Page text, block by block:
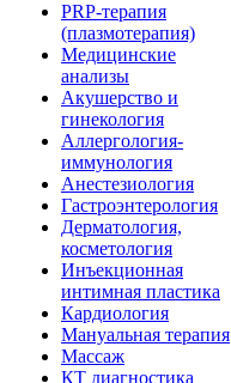
PRP-терапия
(плазмотерапия)
Медицинские
анализы
Акушерство и
гинекология
Аллергология-
иммунология
Анестезиология
Гастроэнтерология
Дерматология,
косметология
Инъекционная
интимная пластика
Кардиология
Мануальная терапия
Массаж
КТ диагностика